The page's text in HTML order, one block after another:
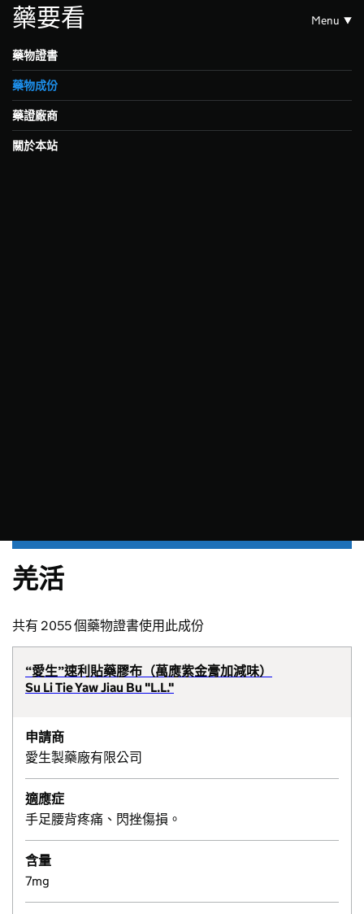
藥要看 Menu
藥物證書
藥物成份
藥證廠商
關於本站
羌活
共有 2055 個藥物證書使用此成份
“愛生”速利貼藥膠布（萬應紫金膏加減味）
Su Li Tie Yaw Jiau Bu "L.L."
申請商
愛生製藥廠有限公司
適應症
手足腰背疼痛、閃挫傷損。
含量
7mg